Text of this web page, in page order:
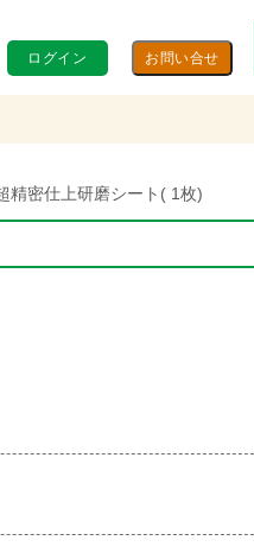
ログイン
カートを見る・注文する
精密仕上研磨シート( 1枚)